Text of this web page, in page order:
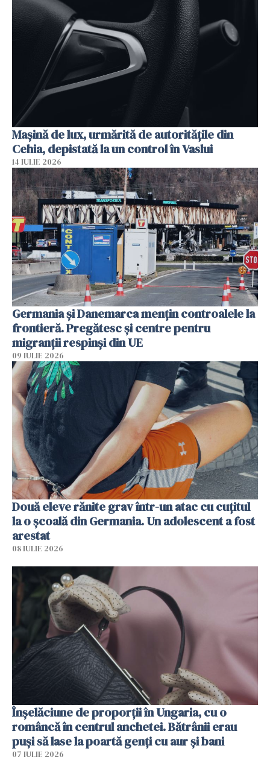
Mașină de lux, urmărită de autoritățile din
Cehia, depistată la un control în Vaslui
14 IULIE 2026
Germania și Danemarca mențin controalele la
frontieră. Pregătesc și centre pentru
migranții respinși din UE
09 IULIE 2026
Două eleve rănite grav într-un atac cu cuțitul
la o școală din Germania. Un adolescent a fost
arestat
08 IULIE 2026
Înșelăciune de proporții în Ungaria, cu o
româncă în centrul anchetei. Bătrânii erau
puși să lase la poartă genți cu aur și bani
07 IULIE 2026